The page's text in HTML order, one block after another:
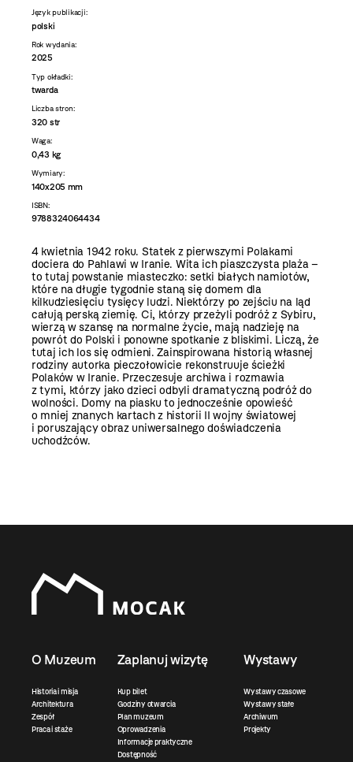
Język publikacji:
polski
Rok wydania:
2025
Typ okładki:
twarda
Liczba stron:
320 str
Waga:
0,43 kg
Wymiary:
140x205 mm
ISBN:
9788324064434
4 kwietnia 1942 roku. Statek z pierwszymi Polakami
dociera do Pahlawi w Iranie. Wita ich piaszczysta plaża –
to tutaj powstanie miasteczko: setki białych namiotów,
które na długie tygodnie staną się domem dla
kilkudziesięciu tysięcy ludzi. Niektórzy po zejściu na ląd
całują perską ziemię. Ci, którzy przeżyli podróż z Sybiru,
wierzą w szansę na normalne życie, mają nadzieję na
powrót do Polski i ponowne spotkanie z bliskimi. Liczą, że
tutaj ich los się odmieni. Zainspirowana historią własnej
rodziny autorka pieczołowicie rekonstruuje ścieżki
Polaków w Iranie. Przeczesuje archiwa i rozmawia
z tymi, którzy jako dzieci odbyli dramatyczną podróż do
wolności. Domy na piasku to jednocześnie opowieść
o mniej znanych kartach z historii II wojny światowej
i poruszający obraz uniwersalnego doświadczenia
uchodźców.
O Muzeum
Historia i misja
Architektura
Zespół
Praca i staże
Zaplanuj wizytę
Kup bilet
Godziny otwarcia
Plan muzeum
Oprowadzenia
Informacje praktyczne
Dostępność
Wystawy
Wystawy czasowe
Wystawy stałe
Archiwum
Projekty